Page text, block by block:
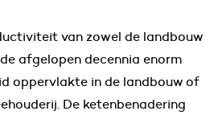
van zowel de landbouw
afgelopen decennia enorm
oppervlakte in de landbouw of
De ketenbenadering